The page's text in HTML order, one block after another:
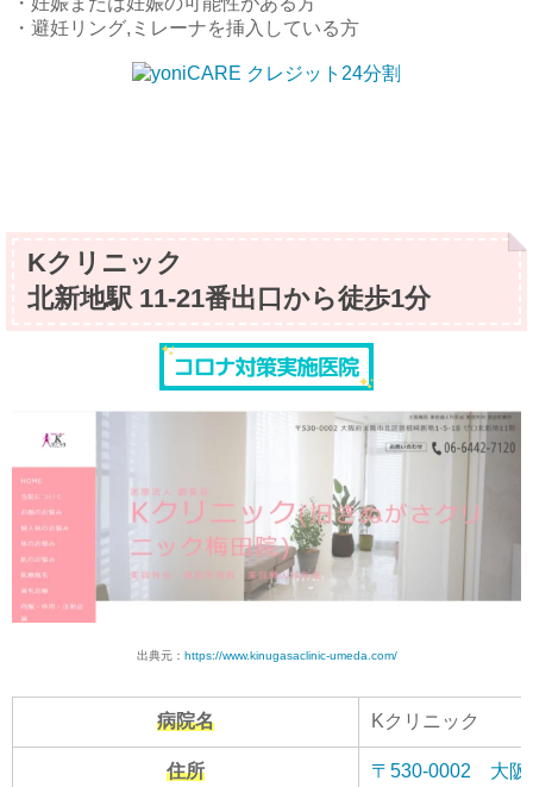
・避妊リング,ミレーナを挿入している方
Kクリニック
北新地駅 11-21番出口から徒歩1分
出典元： https://www.kinugasaclinic-umeda.com/
病院名 Kクリニック
住所 〒530-0002 大阪